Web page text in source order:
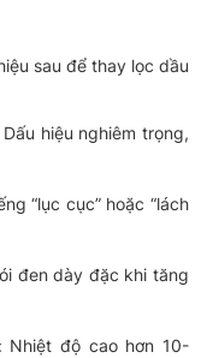
sau để thay lọc dầu
hiệu nghiêm trọng,
“lục cục” hoặc “lách
đen dày đặc khi tăng
Nhiệt độ cao hơn 10-